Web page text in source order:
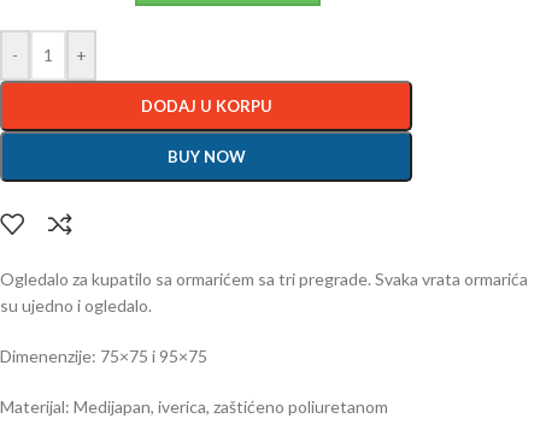
- +
DODAJ U KORPU
BUY NOW
Ogledalo za kupatilo sa ormarićem sa tri pregrade. Svaka vrata ormarića
su ujedno i ogledalo.
Dimenenzije: 75×75 i 95×75
Materijal: Medijapan, iverica, zaštićeno poliuretanom